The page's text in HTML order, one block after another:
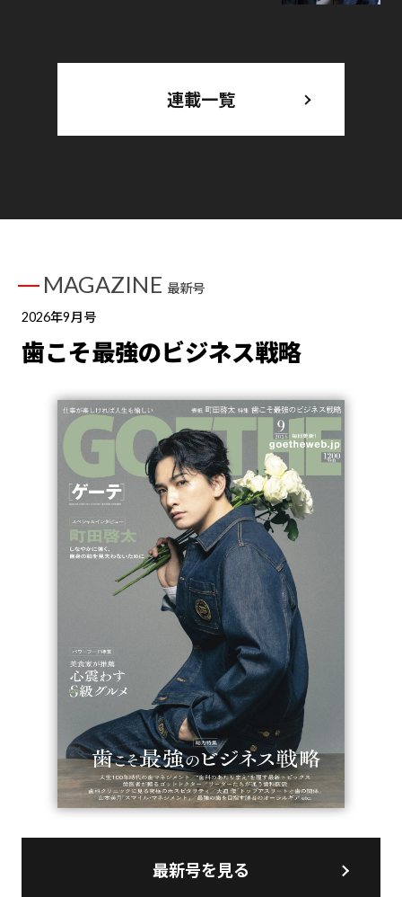
連載一覧
MAGAZINE 最新号
2026年9月号
歯こそ最強のビジネス戦略
最新号を見る